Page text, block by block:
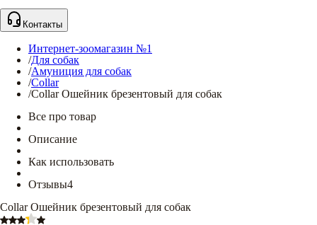
Контакты
Интернет-зоомагазин №1
/Для собак
/Амуниция для собак
/Collar
/Collar Ошейник брезентовый для собак
Все про товар
Описание
Как использовать
Отзывы4
Collar Ошейник брезентовый для собак